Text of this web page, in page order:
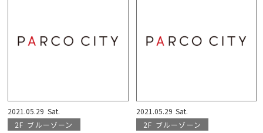
2021.05.29 Sat.
2F ブルーゾーン
2021.05.29 Sat.
2F ブルーゾーン